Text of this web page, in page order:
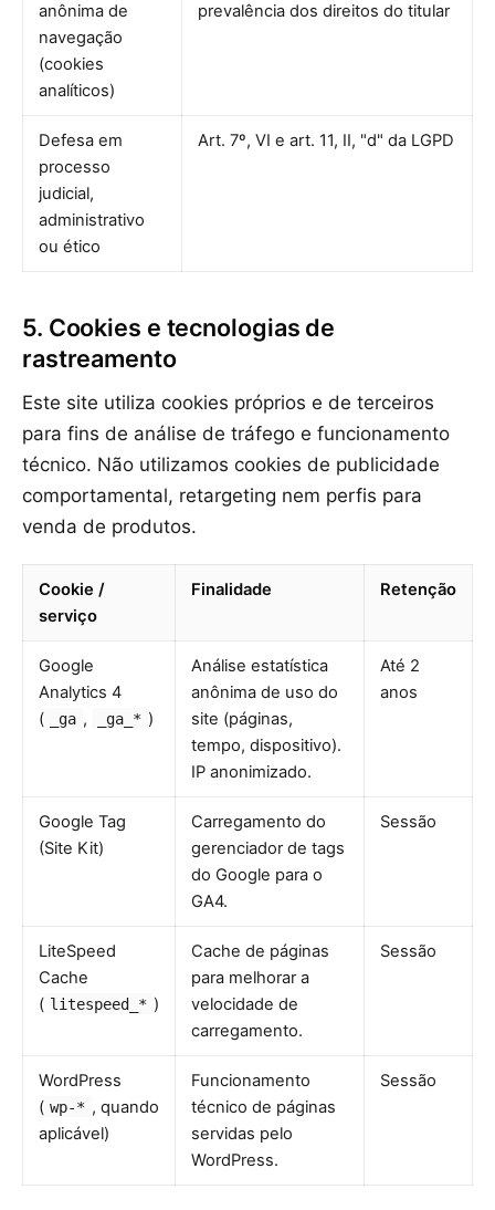
anônima de
navegação
(cookies
analíticos)
prevalência dos direitos do titular
Defesa em
processo
judicial,
administrativo
ou ético
Art. 7º, VI e art. 11, II, "d" da LGPD
5. Cookies e tecnologias de
rastreamento
Este site utiliza cookies próprios e de terceiros
para fins de análise de tráfego e funcionamento
técnico. Não utilizamos cookies de publicidade
comportamental, retargeting nem perfis para
venda de produtos.
Cookie /
serviço
Finalidade Retenção
Google
Analytics 4
(
_ga , _ga_* )
Análise estatística
anônima de uso do
site (páginas,
tempo, dispositivo).
IP anonimizado.
Até 2
anos
Google Tag
(Site Kit)
Carregamento do
gerenciador de tags
do Google para o
GA4.
Sessão
LiteSpeed
Cache
( litespeed_* )
Cache de páginas
para melhorar a
velocidade de
carregamento.
Sessão
WordPress
( wp-* , quando
aplicável)
Funcionamento
técnico de páginas
servidas pelo
WordPress.
Sessão